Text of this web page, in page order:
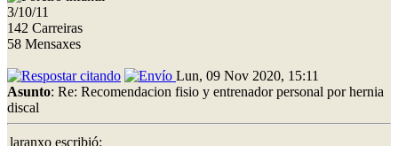
3/10/11
142 Carreiras
58 Mensaxes
Lun, 09 Nov 2020, 15:11
Asunto: Re: Recomendacion fisio y entrenador personal por hernia
discal
laranxo escribió: